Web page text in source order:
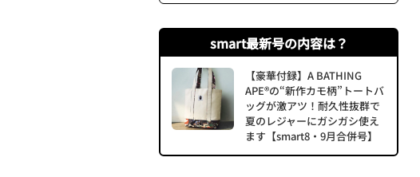
smart最新号の内容は？
【豪華付録】A BATHING
APE®の“新作カモ柄”トートバ
ッグが激アツ！耐久性抜群で
夏のレジャーにガシガシ使え
ます【smart8・9月合併号】